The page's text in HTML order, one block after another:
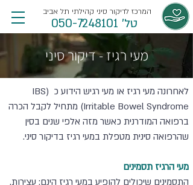
טל' 050-7248101
המרכז לדיקור סיני קהילתי תל אביב
מעי רגיז - דיקור סיני
לאחרונה מעי רגיז או מעי רגיש הידוע כ IBS)
Irritable Bowel Syndrome) מתחיל לקבל הכרה
ברפואה המודרנית כאשר מזה אלפי שנים בסין
שהרפואה סינית מטפלת במעי רגיז בדיקור סיני.
מעי הרגיז תסמינים
התסמינים שיכולים להופיע במעי רגיז הינם: עצירות,